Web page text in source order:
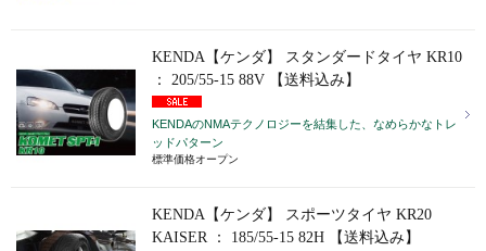
KENDA【ケンダ】 スタンダードタイヤ KR10
： 205/55-15 88V 【送料込み】
KENDAのNMAテクノロジーを結集した、なめらかなトレ
ッドパターン
標準価格オープン
KENDA【ケンダ】 スポーツタイヤ KR20
KAISER ： 185/55-15 82H 【送料込み】